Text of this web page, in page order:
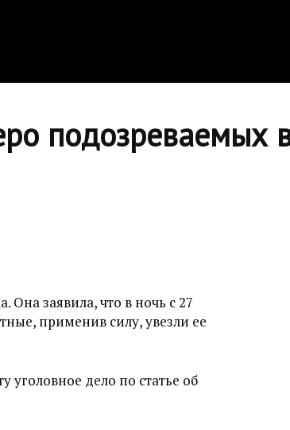
подозреваемых
Она заявила, что в ночь с 27
применив силу, увезли ее
уголовное дело по статье об